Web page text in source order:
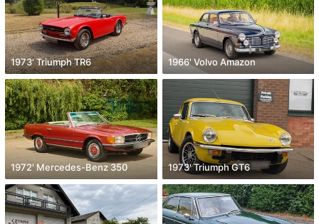
1973' Triumph TR6 1966' Volvo Amazon
1972' Mercedes-Benz 350 1973' Triumph GT6